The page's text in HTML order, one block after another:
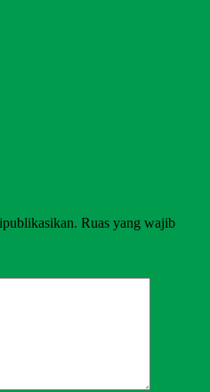
Ruas yang wajib